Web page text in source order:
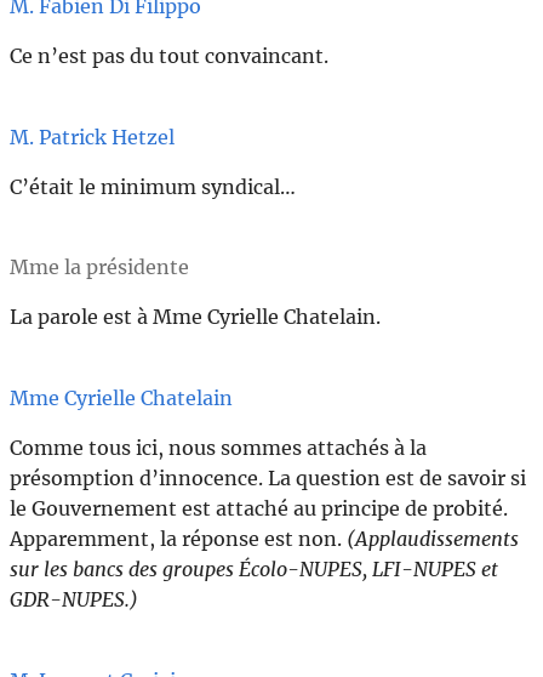
M. Fabien Di Filippo
Ce n’est pas du tout convaincant.
M. Patrick Hetzel
C’était le minimum syndical…
Mme la présidente
La parole est à Mme Cyrielle Chatelain.
Mme Cyrielle Chatelain
Comme tous ici, nous sommes attachés à la
présomption d’innocence. La question est de savoir si
le Gouvernement est attaché au principe de probité.
Apparemment, la réponse est non. (Applaudissements
sur les bancs des groupes Écolo-NUPES, LFI-NUPES et
GDR-NUPES.)